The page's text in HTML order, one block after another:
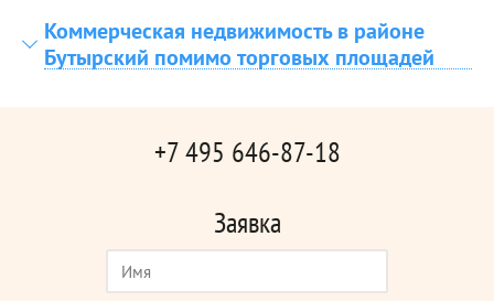
Коммерческая недвижимость в районе
Бутырский помимо торговых площадей
+7 495 646-87-18
Заявка